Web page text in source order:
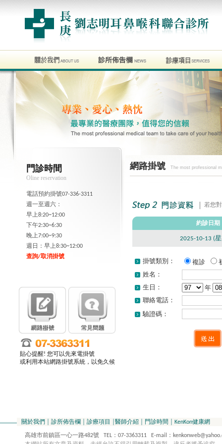
門診時間
Oline reservation
電話預約掛號07-336-3311
週一至週六：
早上8:20~12:00
下午2:30~6:30
晚上7:00~9:30
週日：早上8:30~12:00
查詢/取消掛號
貼心提醒! 您可以先來電掛號
或利用本站網路掛號系統，以免久候
網路掛號 The most professional
若您
約診日期
2025-10-13 (
掛號類別： 複診
姓名：
生日：
年
聯絡電話：
驗證碼：
關於我們 診所佈告欄 診療項目 醫師介紹 門診時間 KenKon健康網
高雄市前鎮區一心一路482號 TEL：07-3363311 E-mail：